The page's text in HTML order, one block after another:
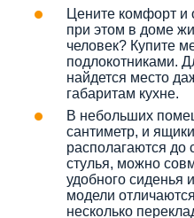
Цените комфорт и
при этом в доме
человек? Купите
подлокотниками.
найдется место
габаритам кухне.
В небольших
сантиметр, и
располагаются до
стулья, можно
удобного сиденья
модели
несколько